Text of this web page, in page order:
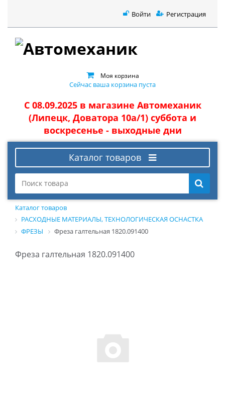
Войти Регистрация
Моя корзина
Сейчас ваша корзина пуста
С 08.09.2025 в магазине Автомеханик
(Липецк, Доватора 10а/1) суббота и
воскресенье - выходные дни
Каталог товаров
Каталог товаров
РАСХОДНЫЕ МАТЕРИАЛЫ, ТЕХНОЛОГИЧЕСКАЯ ОСНАСТКА
ФРЕЗЫ
Фреза галтельная 1820.091400
Фреза галтельная 1820.091400